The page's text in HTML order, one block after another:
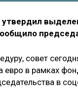
совет
евро в рамках
в